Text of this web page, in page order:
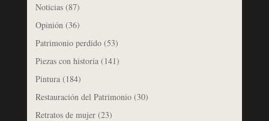
Noticias(87)
Opinión(36)
Patrimonio perdido(53)
Piezas con historia(141)
Pintura(184)
Restauración del Patrimonio(30)
Retratos de mujer(23)